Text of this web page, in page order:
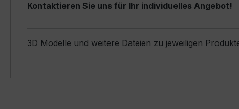
Kontaktieren Sie uns für Ihr individuelles Angebot!
3D Modelle und weitere Dateien zu jeweiligen